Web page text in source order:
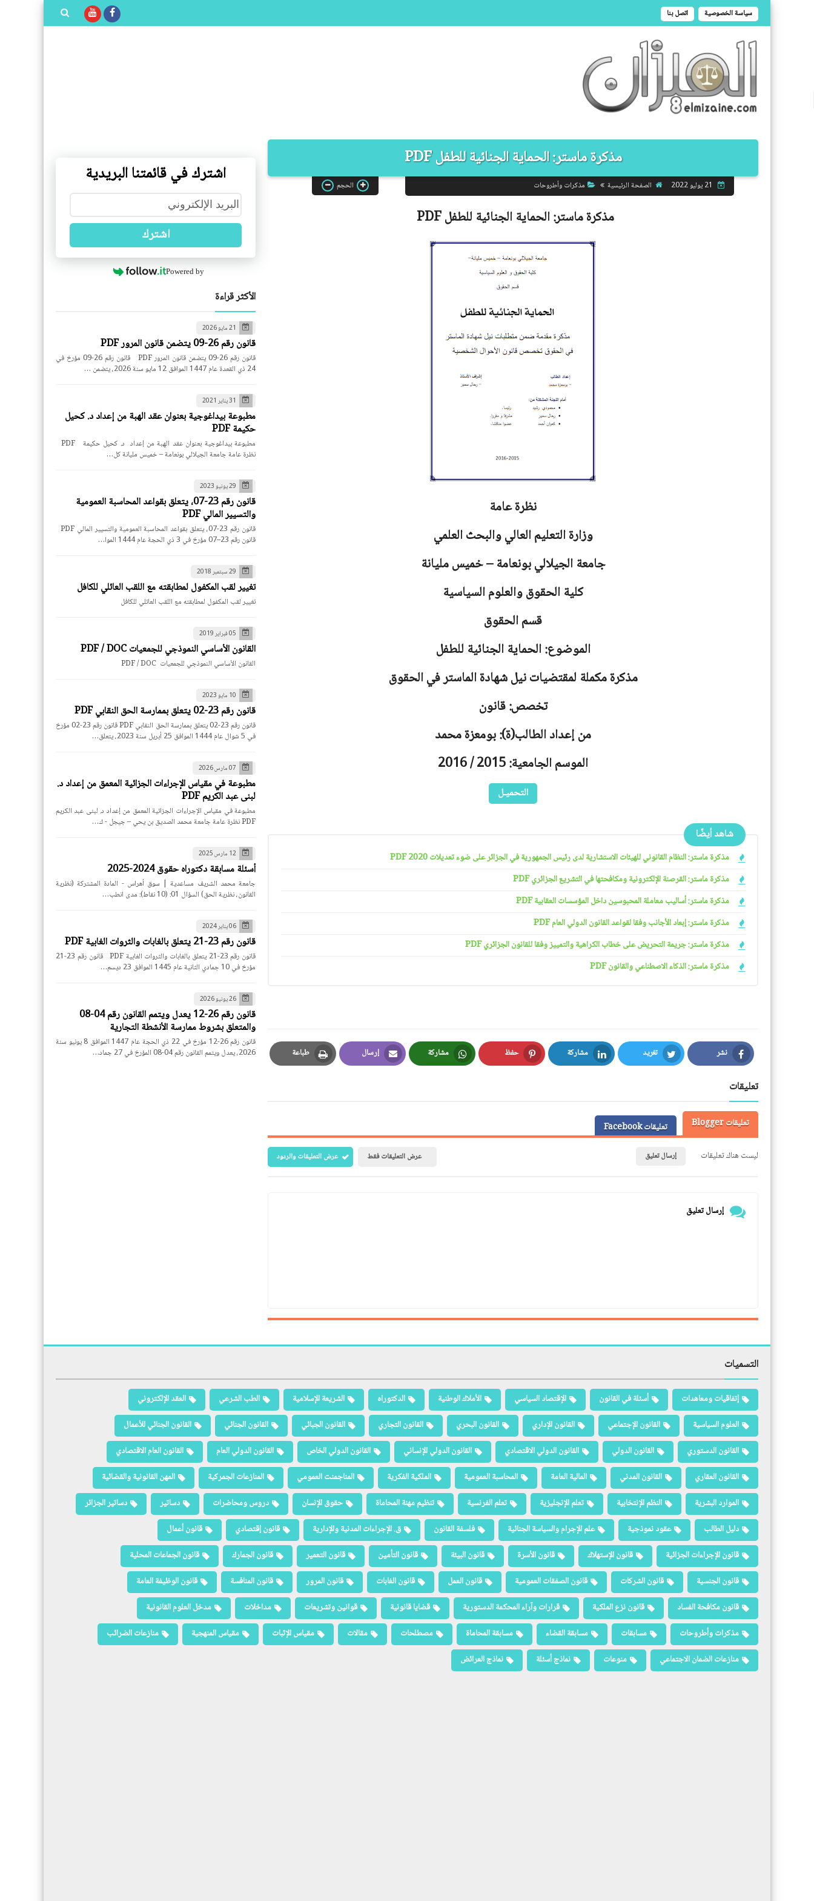
سياسة الخصوصية اتصل بنا
مذكرة ماستر: الحماية الجنائية للطفل PDF
الصفحة الرئيسية مذكرات وأطروحات الحجم
مذكرة ماستر:الحماية الجنائية للطفلPDF
نظرة عامة
وزارة التعليم العالي والبحث العلمي
جامعةالجيلالي بونعامة – خميس مليانة
كلية الحقوق والعلوم السياسية
قسم الحقوق
الموضوع: الحماية الجنائية للطفل
مذكرة مكملة لمقتضيات نيل شهادة الماستر في الحقوق
تخصص: قانون
من إعداد الطالب(ة): بومعزة محمد
الموسم الجامعية: 2015 / 2016
التحميـل
شاهد أيضًا
مذكرة ماستر: النظام القانوني للهيئات الاستشارية لدى رئيس الجمهورية في الجزائر على ضوء تعديلات 2020 PDF
مذكرة ماستر: القرصنة الإلكترونية ومكافحتها في التشريع الجزائري PDF
مذكرة ماستر: أساليب معاملة المحبوسين داخل المؤسسات العقابية PDF
مذكرة ماستر: إبعاد الأجانب وفقا لقواعد القانون الدولي العام PDF
مذكرة ماستر: جريمة التحريض على خطاب الكراهية والتمييز وفقا للقانون الجزائري PDF
مذكرة ماستر: الذكاء الاصطناعي والقانون PDF
نشر
Facebook
تغريد
Twitter
مشاركة
LinkedIn
حفظ
Pinterest
مشاركة
Whatsapp
إرسال
Email
طباعة
Print
تعليقات
تعليقات Blogger
تعليقات Facebook
ليست هناك تعليقات
إرسال تعليق عرض التعليقات فقط عرض التعليقات والردود
إرسال تعليق
اشترك في قائمتنا البريدية
اشترك
Powered by
الأكثر قراءة
21 مايو 2026
قانون رقم 26-09 يتضمن قانون المرور PDF
قانون رقم 26-09 يتضمن قانون المرور PDF قانون رقم 26-09 مؤرخ في
24 ذي القعدة عام 1447 الموافق 12 مايو سنة 2026، يتضمن …
31 يناير 2021
مطبوعة بيداغوجية بعنوان عقد الهبة من إعداد د. كحيل
حكيمة PDF
نظرة عامة جامعة الجيلالي بونعامة – خميس مليانة كل…
29 يونيو 2023
قانون رقم 23-07، يتعلق بقواعد المحاسبة العمومية
والتسيير المالي PDF
قانون رقم 23–07 مؤرخ في 3 ذي الحجة عام 1444 الموا…
29 سبتمبر 2018
تغيير لقب المكفول لمطابقته مع اللقب العائلي للكافل
تغيير لقب المكفول لمطابقته مع اللقب العائلي للكافل
05 فبراير 2019
القانون الأساسي النموذجي للجمعيات PDF / DOC
القانون الأساسي النموذجي للجمعيات PDF / DOC
10 مايو 2023
قانون رقم 23-02 يتعلق بممارسة الحق النقابي PDF
قانون رقم 23-02 يتعلق بممارسة الحق النقابي PDF قانون رقم 23-02 مؤرخ
في 5 شوال عام 1444 الموافق 25 أبريل سنة 2023، يتعلق…
07 مارس 2026
مطبوعة في مقياس الإجراءات الجزائية المعمق من إعداد د.
لبنى عبد الكريم PDF
مطبوعة في مقياس الإجراءات الجزائية المعمق من إعداد د. لبنى عبد الكريم
PDF نظرة عامة جامعة محمد الصديق بن يحي – جيجل - ك…
12 مارس 2025
أسئلة مسابقة دكتوراه حقوق 2024-2025
جامعة محمد الشريف مساعدية | سوق أهراس - المادة المشتركة (نظرية
القانون، نظرية الحق) السؤال 01: (10 نقاط): مدى انطب…
06 يناير 2024
قانون رقم 23-21 يتعلق بالغابات والثروات الغابية PDF
قانون رقم 23-21 يتعلق بالغابات والثروات الغابية PDF قانون رقم 23-21
مؤرخ في 10 جمادي الثانية عام 1445 الموافق 23 ديسم…
26 يونيو 2026
قانون رقم 26-12 يعدل ويتمم القانون رقم 04-08
والمتعلق بشروط ممارسة الأنشطة التجارية
قانون رقم 26-12 مؤرخ في 22 ذي الحجة عام 1447 الموافق 8 يونيو سنة
2026، يعدل ويتمم القانون رقم 04-08 المؤرخ في 27 جماد…
التسميات
إتفاقيات ومعاهدات أسئلة في القانون الإقتصاد السياسي الأملاك الوطنية الدكتوراه الشريعة الإسلامية الطب الشرعي
العقد الإلكتروني
العلوم السياسية
القانون الإجتماعي القانون الإداري القانون البحري القانون التجاري القانون الجبائي القانون الجنائي
القانون الجنائي للأعمال
القانون الدستوري
القانون الدولي القانون الدولي الاقتصادي القانون الدولي الإنساني القانون الدولي الخاص القانون الدولي العام
القانون العام الاقتصادي
القانون العقاري
القانون المدني المالية العامة المحاسبة العمومية الملكية الفكرية المناجمنت العمومي المنازعات الجمركية
المهن القانونية والقضائية
الموارد البشرية
النظم الإنتخابية تعلم الإنجليزية تعلم الفرنسية تنظيم مهنة المحاماة حقوق الإنسان دروس ومحاضرات دساتير
دساتير الجزائر
دليل الطالب
عقود نموذجية علم الإجرام والسياسة الجنائية فلسفة القانون ق. الإجراءات المدنية والإدارية قانون إقتصادي
قانون أعمال
قانون الإجراءات الجزائية
قانون الإستهلاك قانون الأسرة قانون البيئة قانون التأمين قانون التعمير قانون الجمارك
قانون الجماعات المحلية
قانون الجنسية
قانون الشركات قانون الصفقات العمومية قانون العمل قانون الغابات قانون المرور قانون المنافسة
قانون الوظيفة العامة
قانون مكافحة الفساد
قانون نزع الملكية قرارات وآراء المحكمة الدستورية قضايا قانونية قوانين وتشريعات مداخلات
مدخل العلوم القانونية
مذكرات وأطروحات
مسابقات مسابقة القضاء مسابقة المحاماة مصطلحات مقالات مقياس الإثبات مقياس المنهجية
منازعات الضرائب
منازعات الضمان الاجتماعي
منوعات نماذج أسئلة نماذج العرائض